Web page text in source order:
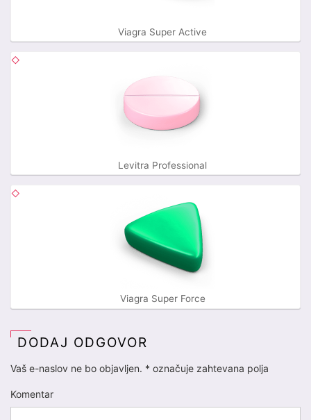
Viagra Super Active
Levitra Professional
Viagra Super Force
DODAJ ODGOVOR
Vaš e-naslov ne bo objavljen. * označuje zahtevana polja
Komentar